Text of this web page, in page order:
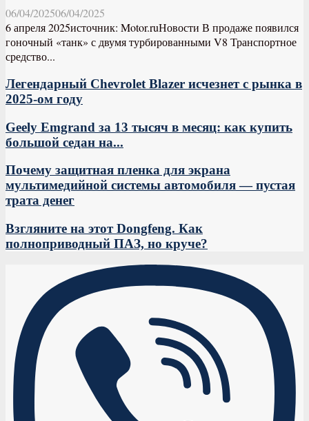
06/04/202506/04/2025
6 апреля 2025источник: Motor.ruНовости В продаже появился
гоночный «танк» с двумя турбированными V8 Транспортное
средство...
Легендарный Chevrolet Blazer исчезнет с рынка в
2025-ом году
Geely Emgrand за 13 тысяч в месяц: как купить
большой седан на...
Почему защитная пленка для экрана
мультимедийной системы автомобиля — пустая
трата денег
Взгляните на этот Dongfeng. Как
полноприводный ПАЗ, но круче?